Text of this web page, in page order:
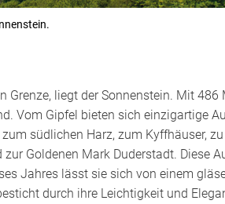
liegt der Sonnenstein. Mit 486
Vom Gipfel bieten sich einzigartige
südlichen Harz, zum Kyffhäuser,
Goldenen Mark Duderstadt. Diese
Jahres lässt sie sich von einem
durch ihre Leichtigkeit und